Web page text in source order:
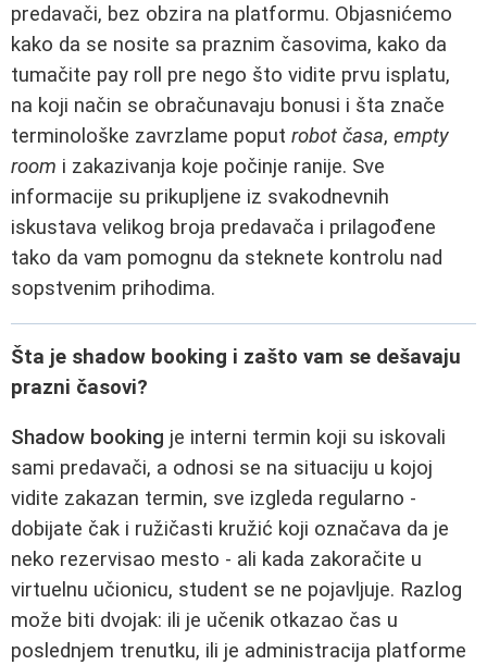
predavači, bez obzira na platformu. Objasnićemo
kako da se nosite sa praznim časovima, kako da
tumačite pay roll pre nego što vidite prvu isplatu,
na koji način se obračunavaju bonusi i šta znače
terminološke zavrzlame poput robot časa, empty
room i zakazivanja koje počinje ranije. Sve
informacije su prikupljene iz svakodnevnih
iskustava velikog broja predavača i prilagođene
tako da vam pomognu da steknete kontrolu nad
sopstvenim prihodima.
Šta je shadow booking i zašto vam se dešavaju
prazni časovi?
Shadow booking je interni termin koji su iskovali
sami predavači, a odnosi se na situaciju u kojoj
vidite zakazan termin, sve izgleda regularno -
dobijate čak i ružičasti kružić koji označava da je
neko rezervisao mesto - ali kada zakoračite u
virtuelnu učionicu, student se ne pojavljuje. Razlog
može biti dvojak: ili je učenik otkazao čas u
poslednjem trenutku, ili je administracija platforme